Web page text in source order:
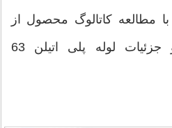
مطالعه کاتالوگ محصول از
دیگر مشخصات فنی و جزئیات لوله پلی اتیلن 63